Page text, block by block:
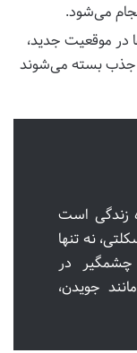
می‌شود.
در موقعیت جدید،
جذب بسته می‌شوند
زندگی است
نه تنها
چشمگیر در
جویدن،